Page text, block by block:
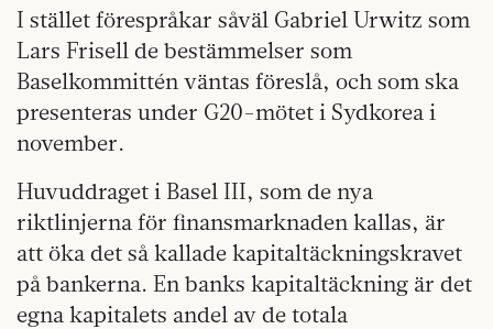
I stället förespråkar såväl Gabriel Urwitz som
Lars Frisell de bestämmelser som
Baselkommittén väntas föreslå, och som ska
presenteras under G20-mötet i Sydkorea i
november.
Huvuddraget i Basel III, som de nya
riktlinjerna för finansmarknaden kallas, är
att öka det så kallade kapitaltäckningskravet
på bankerna. En banks kapitaltäckning är det
egna kapitalets andel av de totala